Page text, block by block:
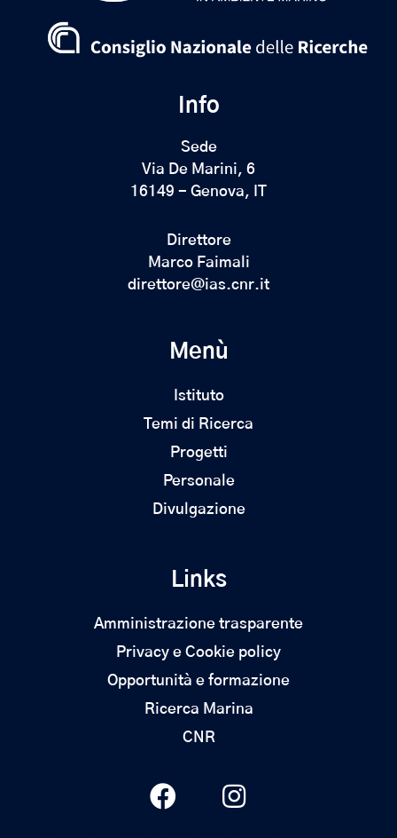
Info
Sede
Via De Marini, 6
16149 - Genova, IT
Direttore
Marco Faimali
direttore@ias.cnr.it
Menù
Istituto
Temi di Ricerca
Progetti
Personale
Divulgazione
Links
Amministrazione trasparente
Privacy e Cookie policy
Opportunità e formazione
Ricerca Marina
CNR